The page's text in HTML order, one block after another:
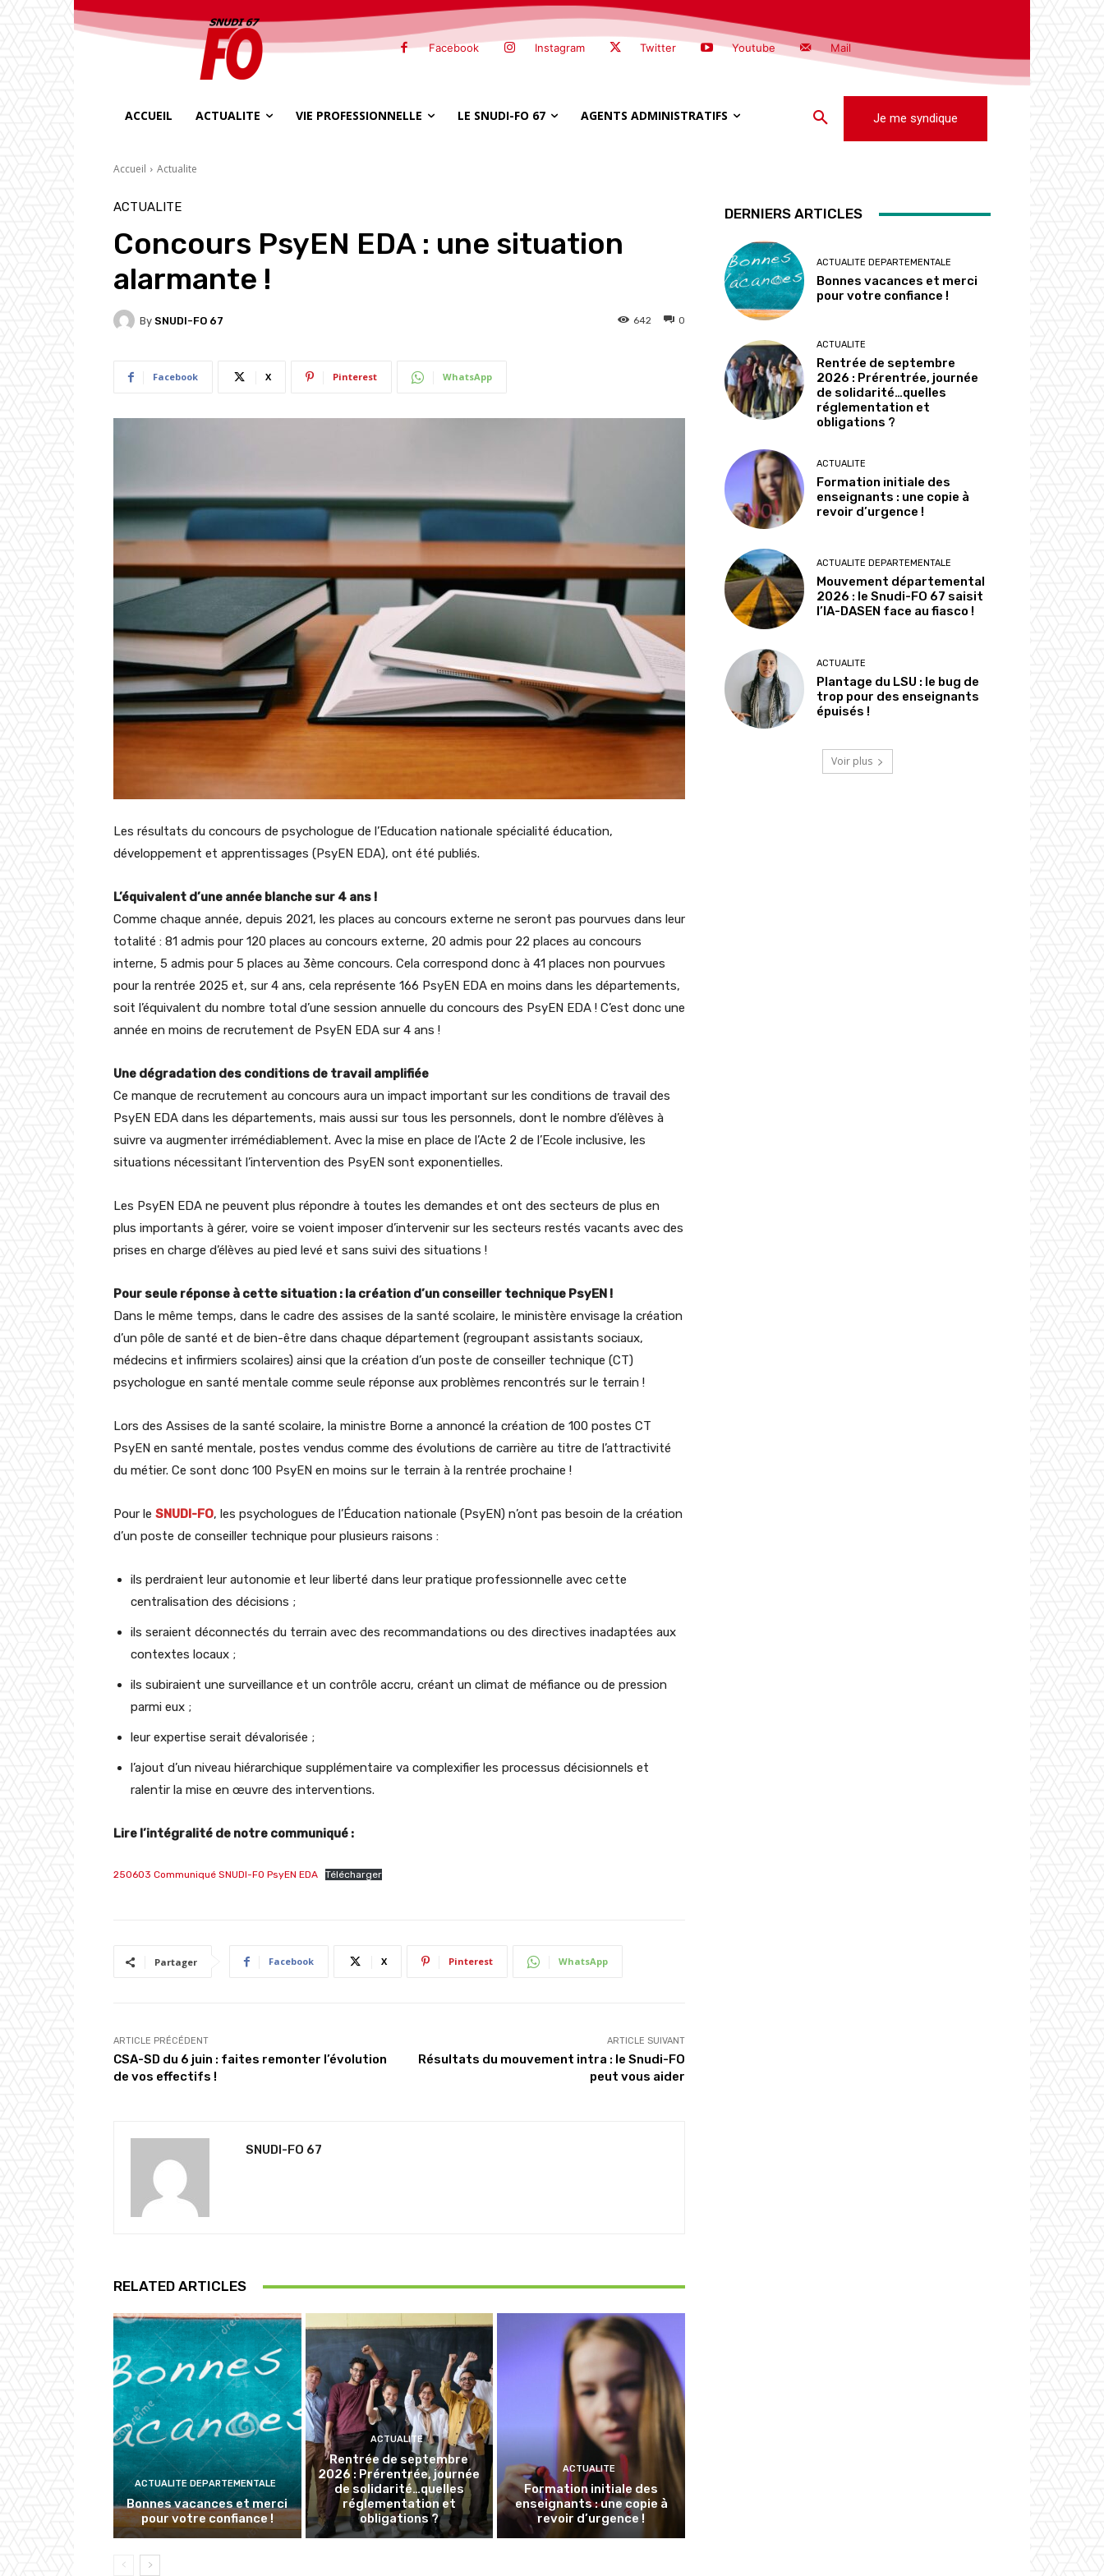
Facebook Instagram Twitter Youtube Mail
ACCUEIL ACTUALITE VIE PROFESSIONNELLE LE SNUDI-FO 67 AGENTS ADMINISTRATIFS Je me syndique
Accueil Actualite
ACTUALITE
Concours PsyEN EDA : une situation
alarmante !
By SNUDI-FO 67 0
642
Facebook X Pinterest WhatsApp
Les résultats du concours de psychologue de l’Education nationale spécialité éducation,
développement et apprentissages (PsyEN EDA), ont été publiés.
L’équivalent d’une année blanche sur 4 ans !
Comme chaque année, depuis 2021, les places au concours externe ne seront pas pourvues dans leur
totalité : 81 admis pour 120 places au concours externe, 20 admis pour 22 places au concours
interne, 5 admis pour 5 places au 3ème concours. Cela correspond donc à 41 places non pourvues
pour la rentrée 2025 et, sur 4 ans, cela représente 166 PsyEN EDA en moins dans les départements,
soit l’équivalent du nombre total d’une session annuelle du concours des PsyEN EDA ! C’est donc une
année en moins de recrutement de PsyEN EDA sur 4 ans !
Une dégradation des conditions de travail amplifiée
Ce manque de recrutement au concours aura un impact important sur les conditions de travail des
PsyEN EDA dans les départements, mais aussi sur tous les personnels, dont le nombre d’élèves à
suivre va augmenter irrémédiablement. Avec la mise en place de l’Acte 2 de l’Ecole inclusive, les
situations nécessitant l’intervention des PsyEN sont exponentielles.
Les PsyEN EDA ne peuvent plus répondre à toutes les demandes et ont des secteurs de plus en
plus importants à gérer, voire se voient imposer d’intervenir sur les secteurs restés vacants avec des
prises en charge d’élèves au pied levé et sans suivi des situations !
Pour seule réponse à cette situation : la création d’un conseiller technique PsyEN !
Dans le même temps, dans le cadre des assises de la santé scolaire, le ministère envisage la création
d’un pôle de santé et de bien-être dans chaque département (regroupant assistants sociaux,
médecins et infirmiers scolaires) ainsi que la création d’un poste de conseiller technique (CT)
psychologue en santé mentale comme seule réponse aux problèmes rencontrés sur le terrain !
Lors des Assises de la santé scolaire, la ministre Borne a annoncé la création de 100 postes CT
PsyEN en santé mentale, postes vendus comme des évolutions de carrière au titre de l’attractivité
du métier. Ce sont donc 100 PsyEN en moins sur le terrain à la rentrée prochaine !
Pour le SNUDI-FO, les psychologues de l’Éducation nationale (PsyEN) n’ont pas besoin de la création
d’un poste de conseiller technique pour plusieurs raisons :
ils perdraient leur autonomie et leur liberté dans leur pratique professionnelle avec cette
centralisation des décisions ;
ils seraient déconnectés du terrain avec des recommandations ou des directives inadaptées aux
contextes locaux ;
ils subiraient une surveillance et un contrôle accru, créant un climat de méfiance ou de pression
parmi eux ;
leur expertise serait dévalorisée ;
l’ajout d’un niveau hiérarchique supplémentaire va complexifier les processus décisionnels et
ralentir la mise en œuvre des interventions.
Lire l’intégralité de notre communiqué :
250603 Communiqué SNUDI-FO PsyEN EDA Télécharger
Partager Facebook X Pinterest WhatsApp
ARTICLE PRÉCÉDENT
CSA-SD du 6 juin : faites remonter l’évolution
de vos effectifs !
ARTICLE SUIVANT
Résultats du mouvement intra : le Snudi-FO
peut vous aider
SNUDI-FO 67
RELATED ARTICLES
ACTUALITE DEPARTEMENTALE
Bonnes vacances et merci
pour votre confiance !
ACTUALITE
Rentrée de septembre
2026 : Prérentrée, journée
de solidarité…quelles
réglementation et
obligations ?
ACTUALITE
Formation initiale des
enseignants : une copie à
revoir d’urgence !
DERNIERS ARTICLES
ACTUALITE DEPARTEMENTALE
Bonnes vacances et merci
pour votre confiance !
ACTUALITE
Rentrée de septembre
2026 : Prérentrée, journée
de solidarité…quelles
réglementation et
obligations ?
ACTUALITE
Formation initiale des
enseignants : une copie à
revoir d’urgence !
ACTUALITE DEPARTEMENTALE
Mouvement départemental
2026 : le Snudi-FO 67 saisit
l’IA-DASEN face au fiasco !
ACTUALITE
Plantage du LSU : le bug de
trop pour des enseignants
épuisés !
Voir plus